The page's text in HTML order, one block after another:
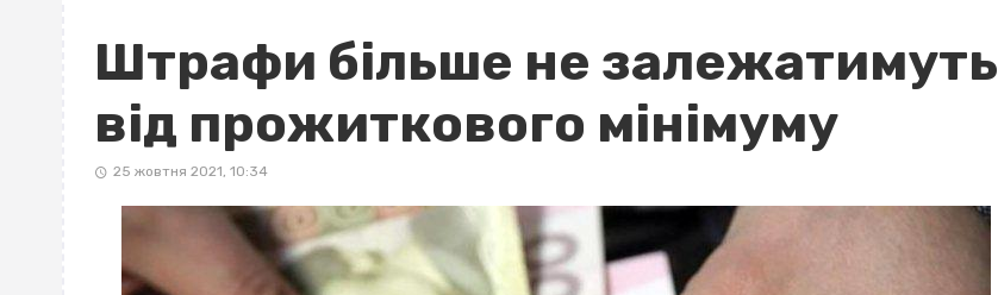
Штрафи більше не залежатимуть
від прожиткового мінімуму
25 жовтня 2021, 10:34